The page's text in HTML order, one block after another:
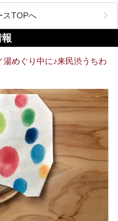
温泉 清風荘」、そして「清風
垂玉（たるたま）温泉 山口旅
る土砂崩れなどのために、一時
らこの時のニュースで、「地獄
を知った人もいるかもしれませ
のでしょうか。実は現在は「地
瀧日和」として営業を再開し
問してきましたのでレポート
スTOPへ
湯めぐり中に♪来民渋うちわ